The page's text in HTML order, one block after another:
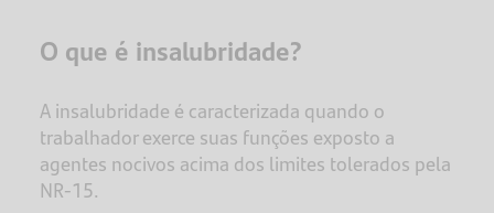
O que é insalubridade?
A insalubridade é caracterizada quando o
trabalhador exerce suas funções exposto a
agentes nocivos acima dos limites tolerados pela
NR-15.